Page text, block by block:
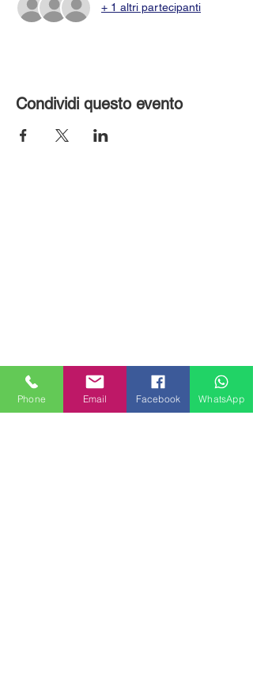
+ 1 altri partecipanti
Condividi questo evento
MILANHOUSES
Phone Email Facebook WhatsApp